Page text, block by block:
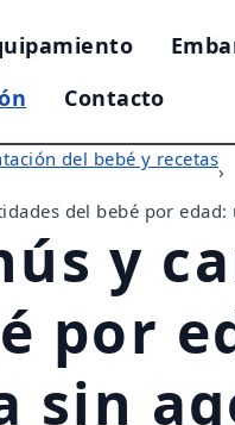
Contacto
del bebé y recetas
›
del bebé por
y
por
sin